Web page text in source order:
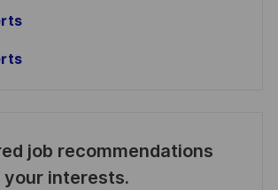
job recommendations
your interests.